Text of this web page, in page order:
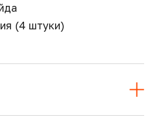
(4 штуки)